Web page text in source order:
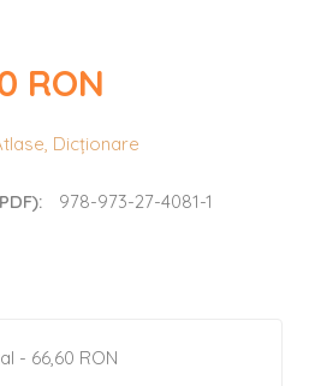
RON
Dicționare
978-973-27-4081-1
- 66,60 RON